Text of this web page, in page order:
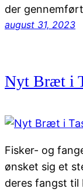
der
august 31, 2023
Nyt Bræt i
Fisker- og
ønsket sig et
deres fangst til